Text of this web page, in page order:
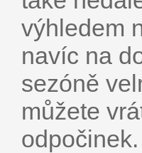
výhledem
navíc na
sezóně
můžete
odpočinek.